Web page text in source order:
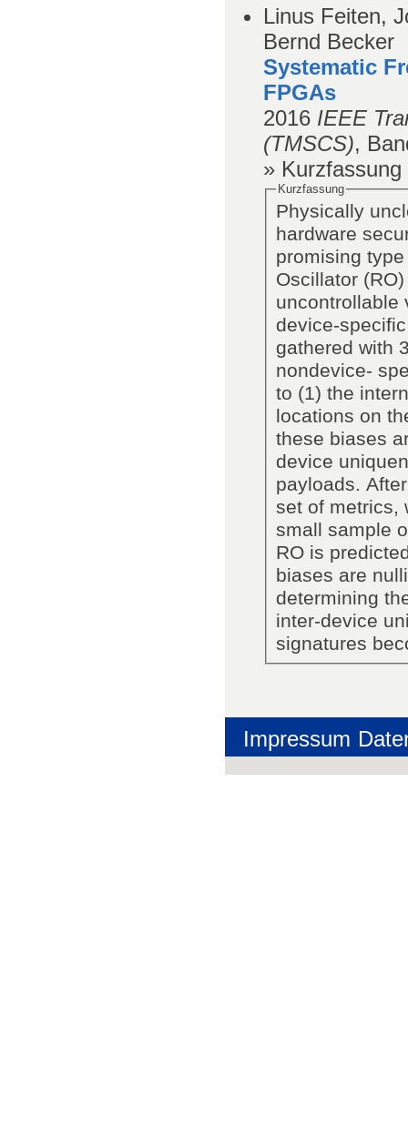
Linus Feiten,
Bernd Becker
Systematic
FPGAs
2016 IEEE
(TMSCS),
» Kurzfassung
Kurzfassung
Physically
hardware
promising
Oscillator
uncontrollable
device-
gathered with
nondevice-
to (1) the
locations on
these biases
device
payloads.
set of metrics,
small sample
RO is
biases are
determining
inter-device
signatures
Impressum